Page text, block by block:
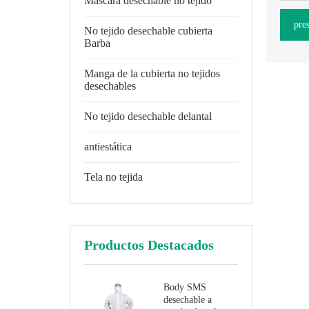
No tejido desechable cubierta
Barba
Manga de la cubierta no tejidos
desechables
No tejido desechable delantal
antiestática
Tela no tejida
Productos Destacados
Body SMS
desechable a